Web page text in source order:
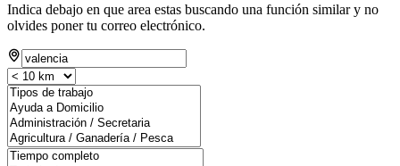
Indica debajo en que area estas buscando una función similar y no
olvides poner tu correo electrónico.